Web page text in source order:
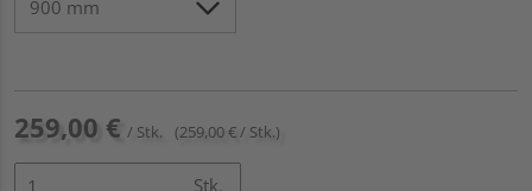
259,00 € / Stk. (259,00 € / Stk.)
Stk.